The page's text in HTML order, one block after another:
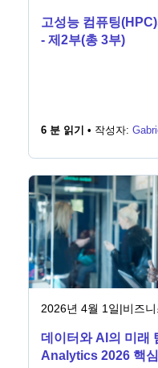
고성능 컴퓨팅
- 제2부(총 3부)
6 분 읽기 • 작성자:
2026년 4월 1일|비즈
데이터와 AI의 미래
Analytics 2026 핵